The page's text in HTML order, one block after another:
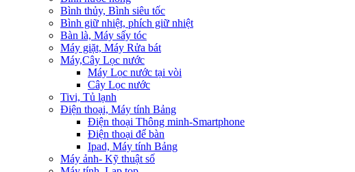
Bình thủy, Bình siêu tốc
Bình giữ nhiệt, phích giữ nhiệt
Bàn là, Máy sấy tóc
Máy giặt, Máy Rửa bát
Máy,Cây Lọc nước
Máy Lọc nước tại vòi
Cây Lọc nước
Tivi, Tủ lạnh
Điện thoại, Máy tính Bảng
Điện thoại Thông minh-Smartphone
Điện thoại để bàn
Ipad, Máy tính Bảng
Máy ảnh- Kỹ thuật số